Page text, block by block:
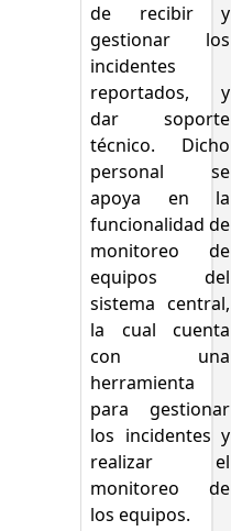
de recibir y
gestionar los
incidentes
reportados, y
dar soporte
técnico. Dicho
personal se
apoya en la
funcionalidad de
monitoreo de
equipos del
sistema central,
la cual cuenta
con una
herramienta
para gestionar
los incidentes y
realizar el
monitoreo de
los equipos.